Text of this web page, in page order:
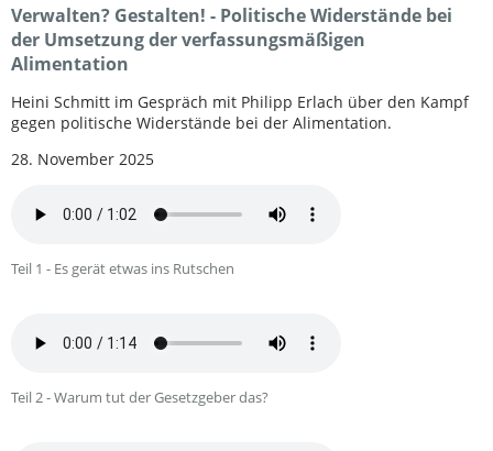
Verwalten? Gestalten! - Politische Widerstände bei
der Umsetzung der verfassungsmäßigen
Alimentation
Heini Schmitt im Gespräch mit Philipp Erlach über den Kampf
gegen politische Widerstände bei der Alimentation.
28. November 2025
Teil 1 - Es gerät etwas ins Rutschen
Teil 2 - Warum tut der Gesetzgeber das?